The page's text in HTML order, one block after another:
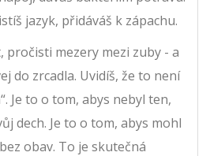
jazyk, přidáváš k zápachu.
pročisti mezery mezi zuby - a
do zrcadla. Uvidíš, že to není
Je to o tom, abys nebyl ten,
dech. Je to o tom, abys mohl
obav. To je skutečná